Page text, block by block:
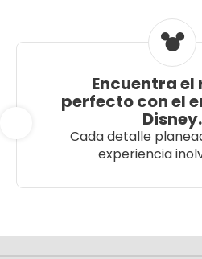
Encuentra el
perfecto con el
Disney.
Cada detalle
experiencia